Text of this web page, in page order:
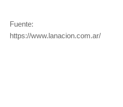
Fuente:
https://www.lanacion.com.ar/